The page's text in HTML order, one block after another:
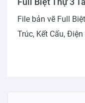
File bản vẽ Full
Trúc, Kết Cấu,